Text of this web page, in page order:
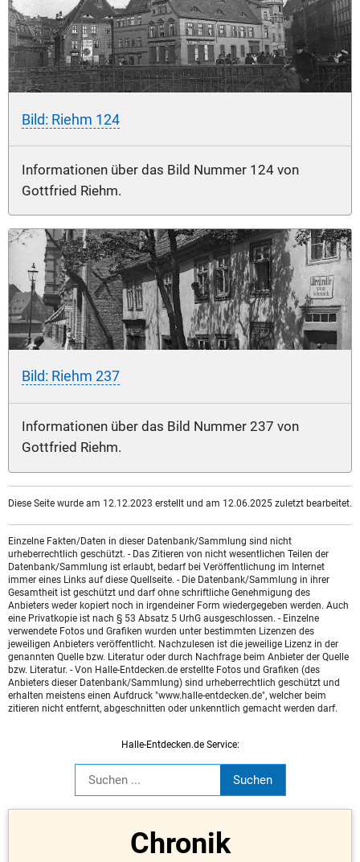
Bild: Riehm 124
Informationen über das Bild Nummer 124 von
Gottfried Riehm.
Bild: Riehm 237
Informationen über das Bild Nummer 237 von
Gottfried Riehm.
Diese Seite wurde am 12.12.2023 erstellt und am 12.06.2025 zuletzt bearbeitet.
Einzelne Fakten/Daten in dieser Datenbank/Sammlung sind nicht
urheberrechtlich geschützt. - Das Zitieren von nicht wesentlichen Teilen der
Datenbank/Sammlung ist erlaubt, bedarf bei Veröffentlichung im Internet
immer eines Links auf diese Quellseite. - Die Datenbank/Sammlung in ihrer
Gesamtheit ist geschützt und darf ohne schriftliche Genehmigung des
Anbieters weder kopiert noch in irgendeiner Form wiedergegeben werden. Auch
eine Privatkopie ist nach § 53 Absatz 5 UrhG ausgeschlossen. - Einzelne
verwendete Fotos und Grafiken wurden unter bestimmten Lizenzen des
jeweiligen Anbieters veröffentlicht. Nachzulesen ist die jeweilige Lizenz in der
genannten Quelle bzw. Literatur oder durch Nachfrage beim Anbieter der Quelle
bzw. Literatur. - Von Halle-Entdecken.de erstellte Fotos und Grafiken (des
Anbieters dieser Datenbank/Sammlung) sind urheberrechtlich geschützt und
erhalten meistens einen Aufdruck "www.halle-entdecken.de", welcher beim
zitieren nicht entfernt, abgeschnitten oder unkenntlich gemacht werden darf.
Halle-Entdecken.de Service:
Chronik